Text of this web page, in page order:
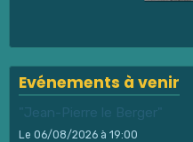
Evénements à venir
"Jean-Pierre le Berger"
Le 06/08/2026 à 19:00